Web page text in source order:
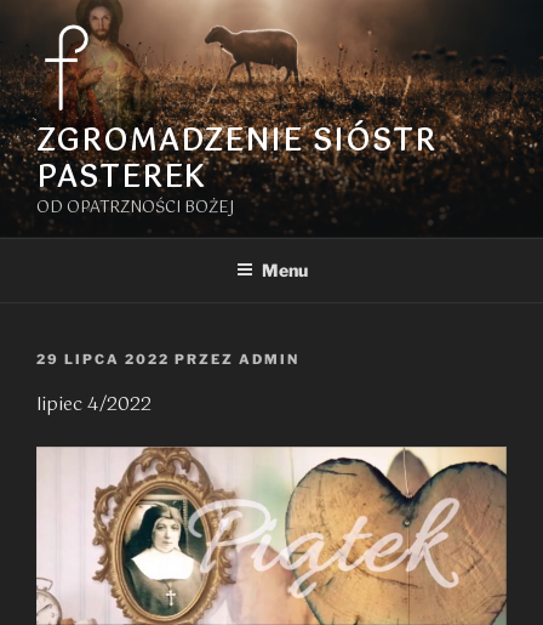
Przejdź
treści
ZGROMADZENIE SIÓSTR
PASTEREK
OD OPATRZNOŚCI BOŻEJ
Menu
OPUBLIKOWANE
29 LIPCA 2022 PRZEZ ADMIN
lipiec 4/2022